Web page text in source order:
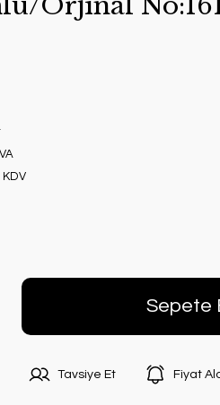
KDV
Sepete
Tavsiye Et Fiyat